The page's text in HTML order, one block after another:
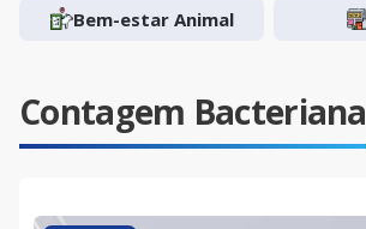
Bem-estar Animal
Contagem Bacteriana